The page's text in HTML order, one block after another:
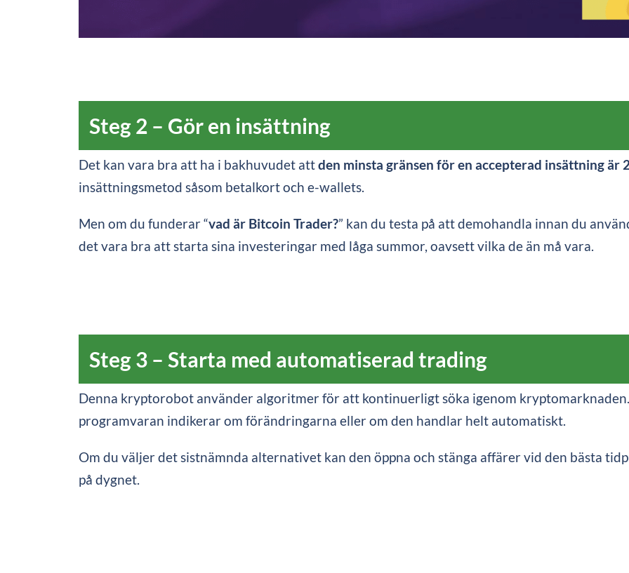
Steg 2 – Gör en insättning
Det kan vara bra att ha i bakhuvudet attden minsta gränsen för en accepterad insättning är
insättningsmetod såsom betalkort och e-wallets.
Men om du funderar “vad är Bitcoin Trader?” kan du testa på att demohandla innan du
det vara bra att starta sina investeringar med låga summor, oavsett vilka de än må vara.
Steg 3 – Starta med automatiserad trading
Denna kryptorobot använder algoritmer för att kontinuerligt söka igenom
programvaran indikerar om förändringarna eller om den handlar helt automatiskt.
Om du väljer det sistnämnda alternativet kan den öppna och stänga affärer vid den bästa
på dygnet.